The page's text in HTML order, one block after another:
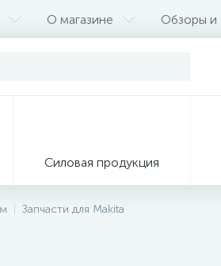
О магазине Обзоры и
Силовая продукция
Запчасти для Makita